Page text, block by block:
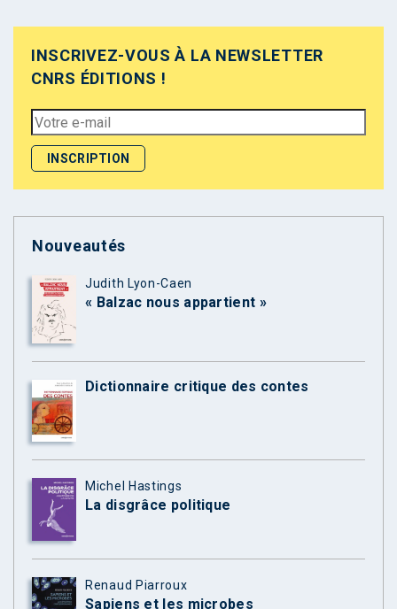
INSCRIVEZ-VOUS À LA NEWSLETTER
CNRS ÉDITIONS !
Nouveautés
Judith Lyon-Caen
« Balzac nous appartient »
Dictionnaire critique des contes
Michel Hastings
La disgrâce politique
Renaud Piarroux
Sapiens et les microbes